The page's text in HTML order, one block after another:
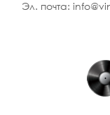
Эл. почта: